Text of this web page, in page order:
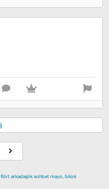
flört arkadaşlık sohbet mayo, bikini